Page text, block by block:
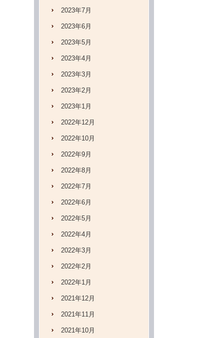
2023年7月
2023年6月
2023年5月
2023年4月
2023年3月
2023年2月
2023年1月
2022年12月
2022年10月
2022年9月
2022年8月
2022年7月
2022年6月
2022年5月
2022年4月
2022年3月
2022年2月
2022年1月
2021年12月
2021年11月
2021年10月